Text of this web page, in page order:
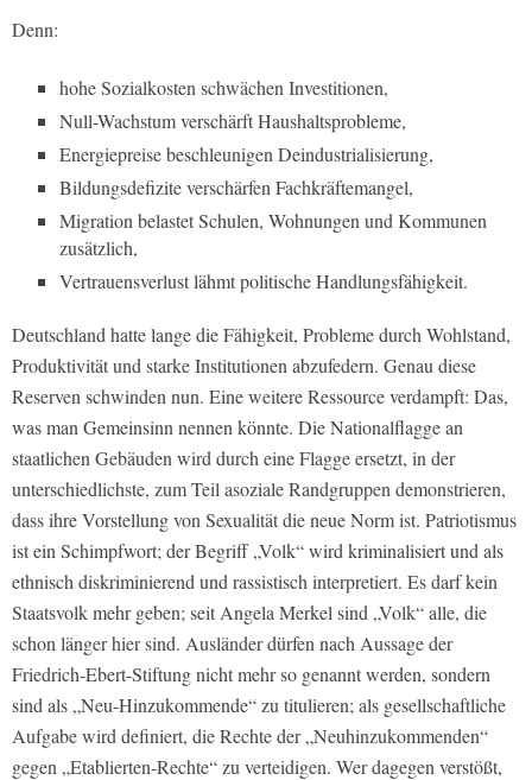
Denn:
hohe Sozialkosten schwächen Investitionen,
Null-Wachstum verschärft Haushaltsprobleme,
Energiepreise beschleunigen Deindustrialisierung,
Bildungsdefizite verschärfen Fachkräftemangel,
Migration belastet Schulen, Wohnungen und Kommunen
zusätzlich,
Vertrauensverlust lähmt politische Handlungsfähigkeit.
Deutschland hatte lange die Fähigkeit, Probleme durch Wohlstand,
Produktivität und starke Institutionen abzufedern. Genau diese
Reserven schwinden nun. Eine weitere Ressource verdampft: Das,
was man Gemeinsinn nennen könnte. Die Nationalflagge an
staatlichen Gebäuden wird durch eine Flagge ersetzt, in der
unterschiedlichste, zum Teil asoziale Randgruppen demonstrieren,
dass ihre Vorstellung von Sexualität die neue Norm ist. Patriotismus
ist ein Schimpfwort; der Begriff „Volk“ wird kriminalisiert und als
ethnisch diskriminierend und rassistisch interpretiert. Es darf kein
Staatsvolk mehr geben; seit Angela Merkel sind „Volk“ alle, die
schon länger hier sind. Ausländer dürfen nach Aussage der
Friedrich-Ebert-Stiftung nicht mehr so genannt werden, sondern
sind als „Neu-Hinzukommende“ zu titulieren; als gesellschaftliche
Aufgabe wird definiert, die Rechte der „Neuhinzukommenden“
gegen „Etablierten-Rechte“ zu verteidigen. Wer dagegen verstößt,